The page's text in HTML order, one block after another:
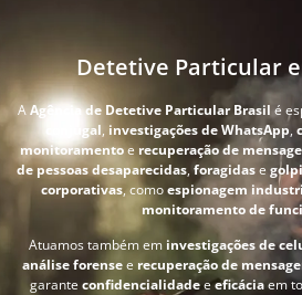
Detetive Particular
AAgência de Detetive Particular Brasil é
conjugal, investigações de WhatsApp,
monitoramentoe recuperação de
de pessoas desaparecidas, foragidase
corporativas, comoespionagem
monitoramento de
Atuamos também em investigações de
análise forensee recuperação de
garante confidencialidadeeeficáciaem